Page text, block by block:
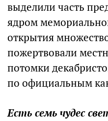
выделили часть
ядром
открытия
пожертвовали
потомки
по официальным
Есть семь чудес